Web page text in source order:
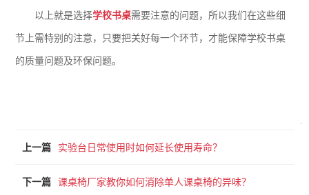
以上就是选择学校书桌需要注意的问题，所以我们在这些细
节上需特别的注意，只要把关好每一个环节，才能保障学校书桌
的质量问题及环保问题。
上一篇 实验台日常使用时如何延长使用寿命？
下一篇 课桌椅厂家教你如何消除单人课桌椅的异味？